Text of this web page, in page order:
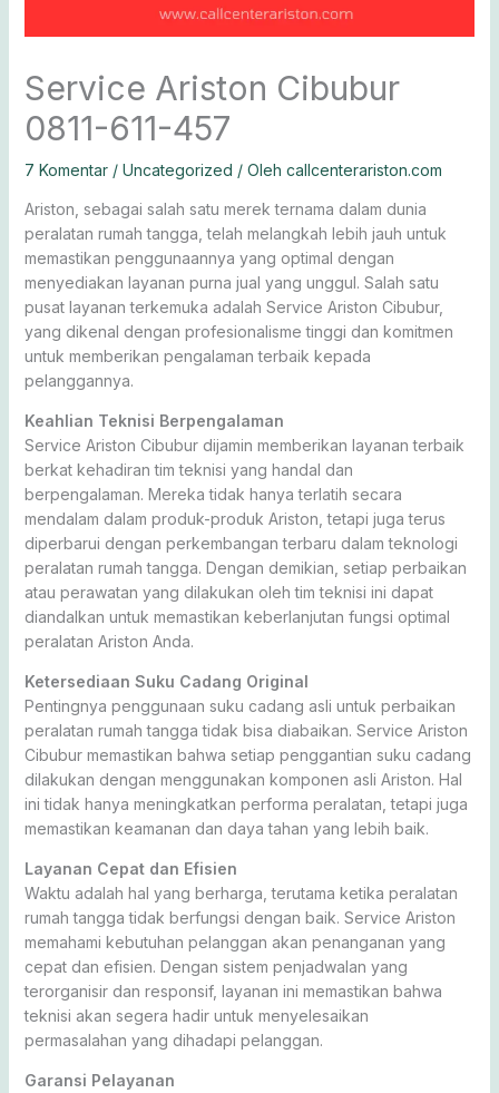
Service Ariston Cibubur
0811-611-457
7 Komentar / Uncategorized / Oleh callcenterariston.com
Ariston, sebagai salah satu merek ternama dalam dunia
peralatan rumah tangga, telah melangkah lebih jauh untuk
memastikan penggunaannya yang optimal dengan
menyediakan layanan purna jual yang unggul. Salah satu
pusat layanan terkemuka adalah Service Ariston Cibubur,
yang dikenal dengan profesionalisme tinggi dan komitmen
untuk memberikan pengalaman terbaik kepada
pelanggannya.
Keahlian Teknisi Berpengalaman
Service Ariston Cibubur dijamin memberikan layanan terbaik
berkat kehadiran tim teknisi yang handal dan
berpengalaman. Mereka tidak hanya terlatih secara
mendalam dalam produk-produk Ariston, tetapi juga terus
diperbarui dengan perkembangan terbaru dalam teknologi
peralatan rumah tangga. Dengan demikian, setiap perbaikan
atau perawatan yang dilakukan oleh tim teknisi ini dapat
diandalkan untuk memastikan keberlanjutan fungsi optimal
peralatan Ariston Anda.
Ketersediaan Suku Cadang Original
Pentingnya penggunaan suku cadang asli untuk perbaikan
peralatan rumah tangga tidak bisa diabaikan. Service Ariston
Cibubur memastikan bahwa setiap penggantian suku cadang
dilakukan dengan menggunakan komponen asli Ariston. Hal
ini tidak hanya meningkatkan performa peralatan, tetapi juga
memastikan keamanan dan daya tahan yang lebih baik.
Layanan Cepat dan Efisien
Waktu adalah hal yang berharga, terutama ketika peralatan
rumah tangga tidak berfungsi dengan baik. Service Ariston
memahami kebutuhan pelanggan akan penanganan yang
cepat dan efisien. Dengan sistem penjadwalan yang
terorganisir dan responsif, layanan ini memastikan bahwa
teknisi akan segera hadir untuk menyelesaikan
permasalahan yang dihadapi pelanggan.
Garansi Pelayanan